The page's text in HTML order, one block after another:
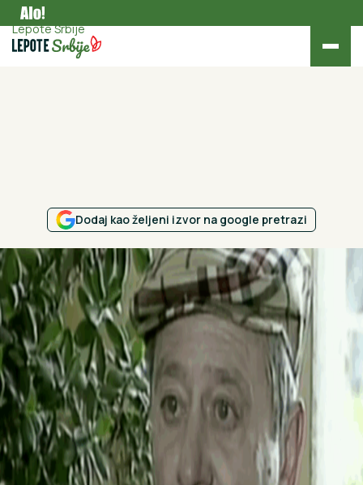
Kultura
Lepote Srbije
Dodaj kao željeni izvor na google pretrazi